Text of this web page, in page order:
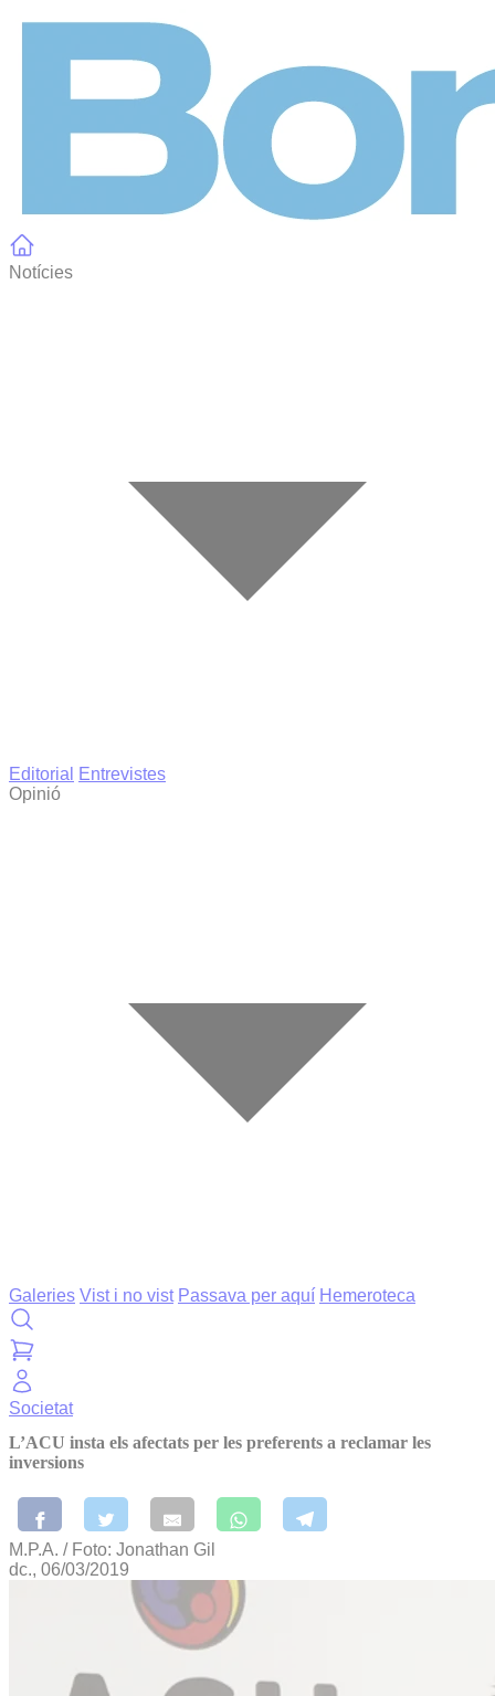
Notícies
Editorial
Entrevistes
Opinió
Galeries Vist i no vist Passava per aquí Hemeroteca
Societat
L’ACU insta els afectats per les preferents a reclamar les
inversions
M.P.A. / Foto: Jonathan Gil
dc., 06/03/2019